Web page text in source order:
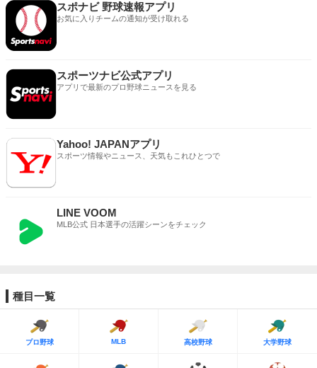
スポナビ 野球速報アプリ
お気に入りチームの通知が受け取れる
スポーツナビ公式アプリ
アプリで最新のプロ野球ニュースを見る
Yahoo! JAPANアプリ
スポーツ情報やニュース、天気もこれひとつで
LINE VOOM
MLB公式 日本選手の活躍シーンをチェック
種目一覧
プロ野球 MLB 高校野球 大学野球